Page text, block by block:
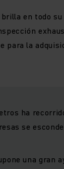
en todo
para la
ha
se
una gran